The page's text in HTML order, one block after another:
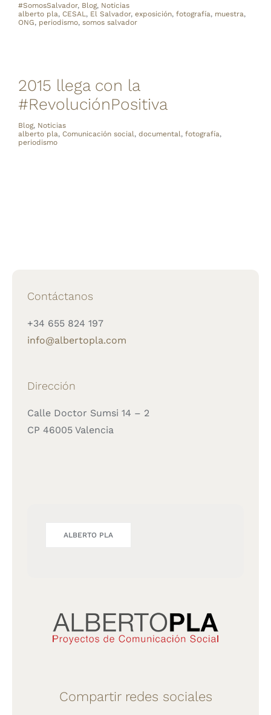
#SomosSalvador, Blog, Noticias
alberto pla, CESAL, El Salvador, exposición, fotografía, muestra,
ONG, periodismo, somos salvador
2015 llega con la
#RevoluciónPositiva
Blog, Noticias
alberto pla, Comunicación social, documental, fotografía,
periodismo
Contáctanos
+34 655 824 197
info@albertopla.com
Dirección
Calle Doctor Sumsi 14 – 2
CP 46005 Valencia
ALBERTO PLA
Compartir redes sociales